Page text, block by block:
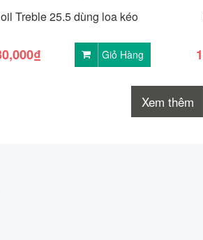
Treble 25.5 dùng loa kéo
Giỏ Hàng
Xem thêm